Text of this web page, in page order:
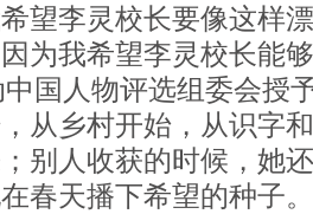
李灵校长要像这样漂
为我希望李灵校长能
国人物评选组委会授
从乡村开始，从识字
别人收获的时候，她
春天播下希望的种子